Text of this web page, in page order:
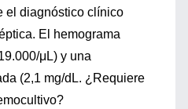
el diagnóstico clínico
El hemograma
μL) y una
(2,1 mg/dL. ¿Requiere